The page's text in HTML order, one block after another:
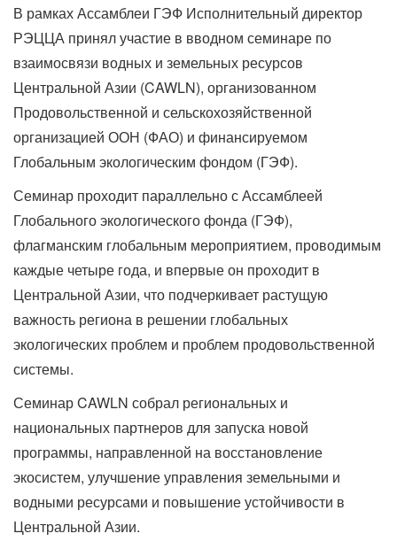
В рамках Ассамблеи ГЭФ Исполнительный директор
РЭЦЦА принял участие в вводном семинаре по
взаимосвязи водных и земельных ресурсов
Центральной Азии (CAWLN), организованном
Продовольственной и сельскохозяйственной
организацией ООН (ФАО) и финансируемом
Глобальным экологическим фондом (ГЭФ).
Семинар проходит параллельно с Ассамблеей
Глобального экологического фонда (ГЭФ),
флагманским глобальным мероприятием, проводимым
каждые четыре года, и впервые он проходит в
Центральной Азии, что подчеркивает растущую
важность региона в решении глобальных
экологических проблем и проблем продовольственной
системы.
Семинар CAWLN собрал региональных и
национальных партнеров для запуска новой
программы, направленной на восстановление
экосистем, улучшение управления земельными и
водными ресурсами и повышение устойчивости в
Центральной Азии.